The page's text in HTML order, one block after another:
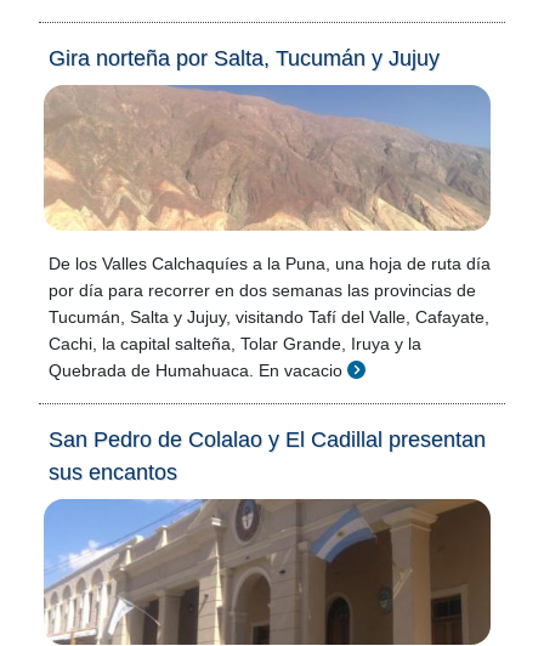
Gira norteña por Salta, Tucumán y Jujuy
De los Valles Calchaquíes a la Puna, una hoja de ruta día
por día para recorrer en dos semanas las provincias de
Tucumán, Salta y Jujuy, visitando Tafí del Valle, Cafayate,
Cachi, la capital salteña, Tolar Grande, Iruya y la
Quebrada de Humahuaca. En vacacio
San Pedro de Colalao y El Cadillal presentan
sus encantos